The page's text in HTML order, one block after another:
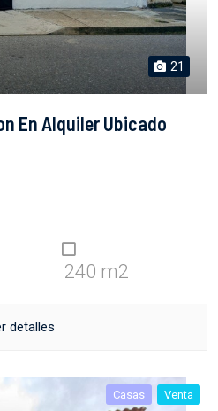
21
En Alquiler Ubicado
240 m2
detalles
Casas Venta